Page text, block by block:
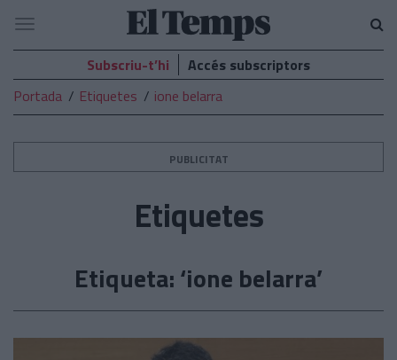
El
Temps
Navegació
Subscriu-t’hi
Accés subscriptors
Portada
Etiquetes ione belarra
PUBLICITAT
Etiquetes
Etiqueta: ‘ione belarra’